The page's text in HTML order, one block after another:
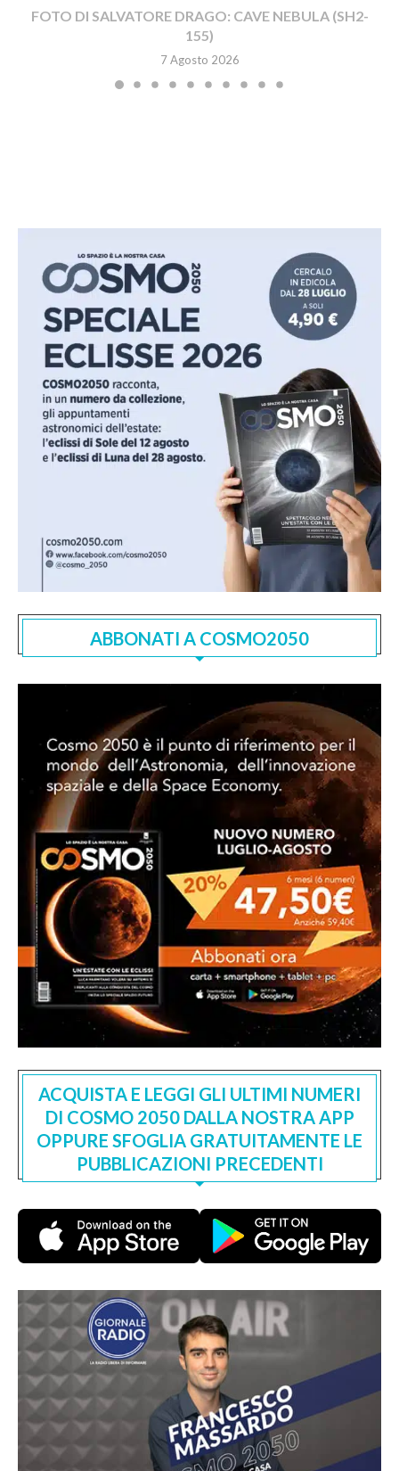
FOTO DI SALVATORE DRAGO: CAVE NEBULA (SH2-
155)
7 Agosto 2026
ABBONATI A COSMO2050
ACQUISTA E LEGGI GLI ULTIMI NUMERI
DI COSMO 2050 DALLA NOSTRA APP
OPPURE SFOGLIA GRATUITAMENTE LE
PUBBLICAZIONI PRECEDENTI